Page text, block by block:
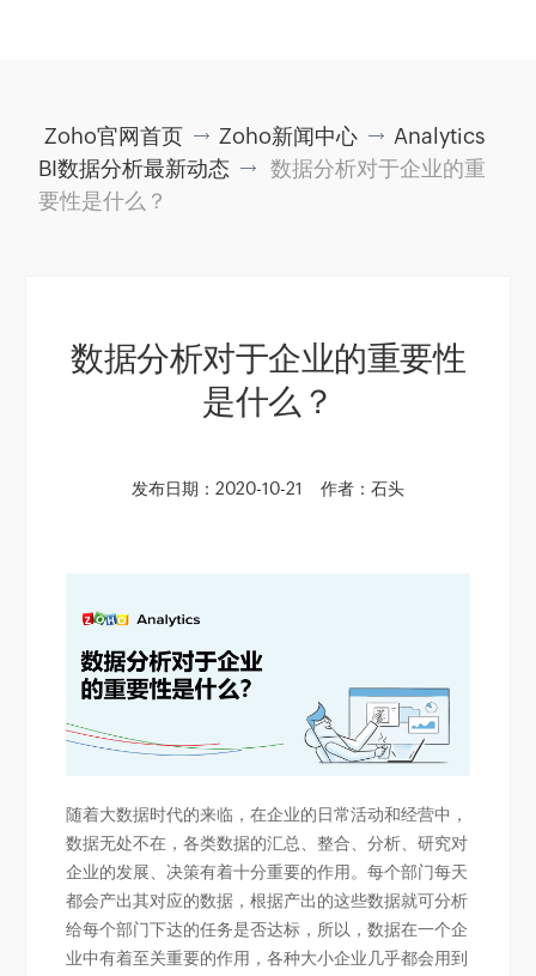
Zoho官网首页 Zoho新闻中心
Analytics
BI数据分析最新动态
数据分析对于企业的重
要性是什么？
数据分析对于企业的重要性
是什么？
发布日期：2020-10-21 作者：石头
随着大数据时代的来临，在企业的日常活动和经营中，
数据无处不在，各类数据的汇总、整合、分析、研究对
企业的发展、决策有着十分重要的作用。每个部门每天
都会产出其对应的数据，根据产出的这些数据就可分析
给每个部门下达的任务是否达标，所以，数据在一个企
业中有着至关重要的作用，各种大小企业几乎都会用到